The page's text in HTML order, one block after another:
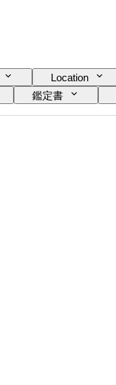
Location
鑑定書
宝石透明度